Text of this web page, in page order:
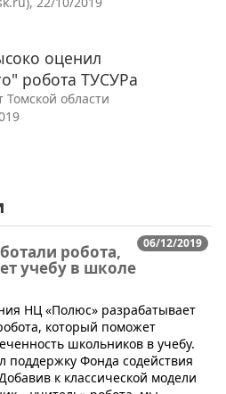
оценил
робота ТУСУРа
области
06/12/2019
робота,
учебу в школе
НЦ «Полюс» разрабатывает
который поможет
школьников в учебу.
поддержку Фонда содействия
к классической модели